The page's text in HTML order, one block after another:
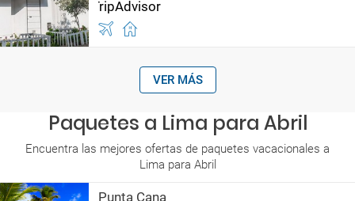
VER MÁS
Paquetes a Lima para Abril
Encuentra las mejores ofertas de paquetes vacacionales a
Lima para Abril
Punta Cana